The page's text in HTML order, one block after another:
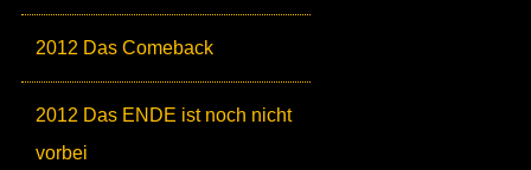
2012 Das Comeback
2012 Das ENDE ist noch nicht
vorbei